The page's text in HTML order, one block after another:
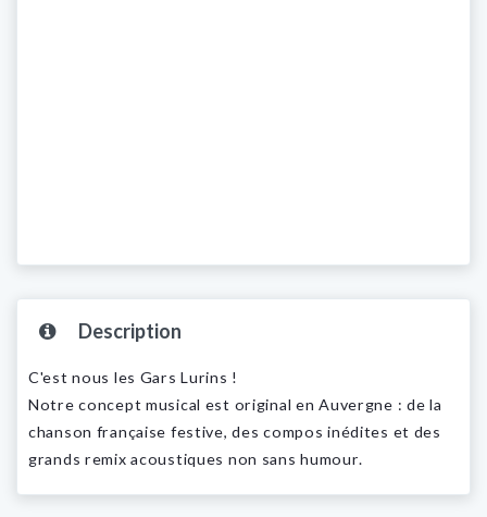
Description
C'est nous les Gars Lurins !
Notre concept musical est original en Auvergne : de la
chanson française festive, des compos inédites et des
grands remix acoustiques non sans humour.